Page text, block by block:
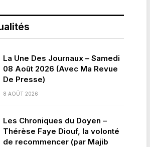
La Une Des Journaux – Samedi
08 Août 2026 (Avec Ma Revue
De Presse)
8 AOÛT 2026
Les Chroniques du Doyen –
Thérèse Faye Diouf, la volonté
de recommencer (par Majib